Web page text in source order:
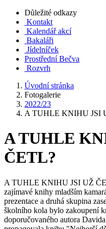
Důležité odkazy
Kontakt
Kalendář akcí
Bakaláři
Jídelníček
Prostřední Bečva
Rozvrh
Úvodní stránka
Fotogalerie
2022/23
A TUHLE KNIHU JSI
A TUHLE
ČETL?
A TUHLE KNIHU JSI UŽ
zajímavé knihy mladším
prezentace a druhá skupina
školního kola bylo zakoupení
doporučovaného autora